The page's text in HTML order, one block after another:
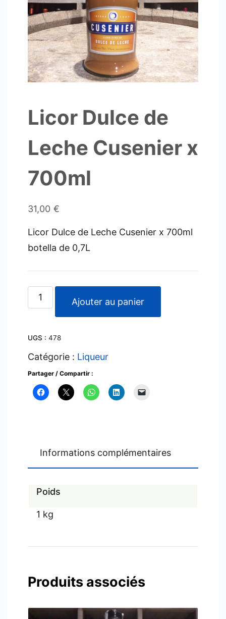
Licor Dulce de
Leche Cusenier x
700ml
31,00 €
Licor Dulce de Leche Cusenier x 700ml
botella de 0,7L
quantité
de
Dulce
de
Leche
Cusenier
Ajouter au panier
UGS : 478
Catégorie : Liqueur
Partager / Compartir :
Informations complémentaires
Poids
1 kg
Produits associés